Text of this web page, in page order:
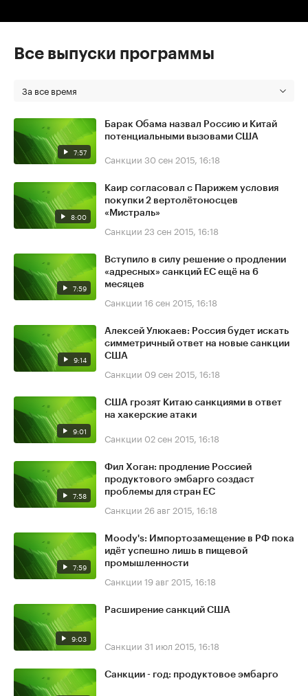
Все выпуски программы
За все время
7:57
Барак Обама назвал Россию и Китай
потенциальными вызовами США
Санкции 30 сен 2015, 16:18
8:00
Каир согласовал с Парижем условия
покупки 2 вертолётоносцев
«Мистраль»
Санкции 23 сен 2015, 16:18
7:59
Вступило в силу решение о продлении
«адресных» санкций ЕС ещё на 6
месяцев
Санкции 16 сен 2015, 16:18
9:14
Алексей Улюкаев: Россия будет искать
симметричный ответ на новые санкции
США
Санкции 09 сен 2015, 16:18
9:01
США грозят Китаю санкциями в ответ
на хакерские атаки
Санкции 02 сен 2015, 16:18
7:58
Фил Хоган: продление Россией
продуктового эмбарго создаст
проблемы для стран ЕС
Санкции 26 авг 2015, 16:18
7:59
Moody's: Импортозамещение в РФ пока
идёт успешно лишь в пищевой
промышленности
Санкции 19 авг 2015, 16:18
9:03
Расширение санкций США
Санкции 31 июл 2015, 16:18
Санкции - год: продуктовое эмбарго